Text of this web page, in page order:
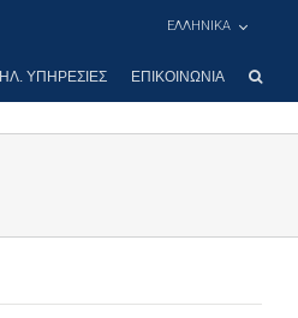
ΕΛΛΗΝΙΚΑ
ΗΛ. ΥΠΗΡΕΣΊΕΣ ΕΠΙΚΟΙΝΩΝΊΑ